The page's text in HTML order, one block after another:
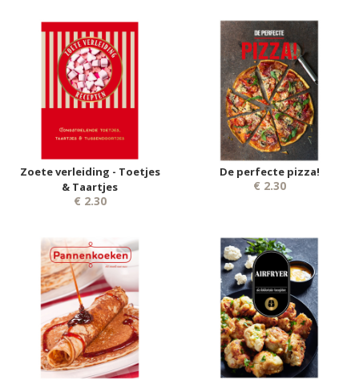
Zoete verleiding - Toetjes
& Taartjes
€ 2.30
De perfecte pizza!
€ 2.30